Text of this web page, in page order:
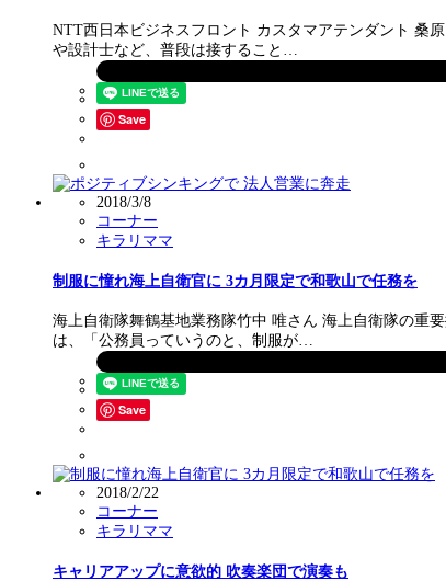
NTT西日本ビジネスフロント カスタマアテンダント 桑
や設計士など、普段は接すること…
Save
2018/3/8
コーナー
キラリママ
制服に憧れ海上自衛官に 3カ月限定で和歌山で任務を
海上自衛隊舞鶴基地業務隊竹中 唯さん 海上自衛隊の重
は、「公務員っていうのと、制服が…
Save
2018/2/22
コーナー
キラリママ
キャリアアップに意欲的 吹奏楽団で演奏も